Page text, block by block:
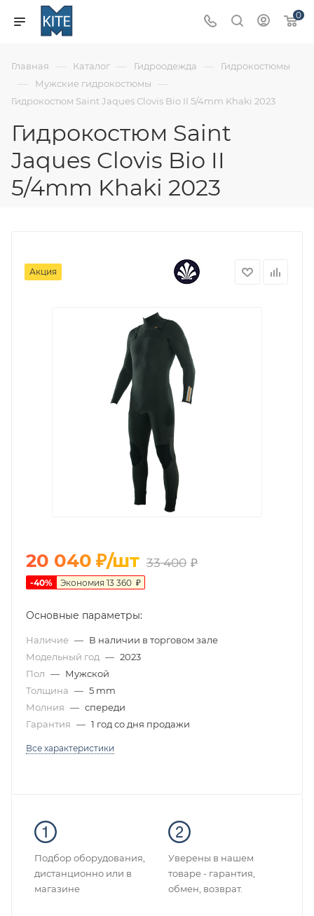
0
Главная — Каталог — Гидроодежда — Гидрокостюмы
— Мужские гидрокостюмы —
Гидрокостюм Saint Jaques Clovis Bio II 5/4mm Khaki 2023
Гидрокостюм Saint
Jaques Clovis Bio II
5/4mm Khaki 2023
Акция
20 040 ₽/шт 33 400 ₽
-40% Экономия 13 360 ₽
Основные параметры:
Наличие — В наличии в торговом зале
Модельный год — 2023
Пол — Мужской
Толщина — 5 mm
Молния — спереди
Гарантия — 1 год со дня продажи
Все характеристики
Подбор оборудования,
дистанционно или в
магазине
Уверены в нашем
товаре - гарантия,
обмен, возврат.